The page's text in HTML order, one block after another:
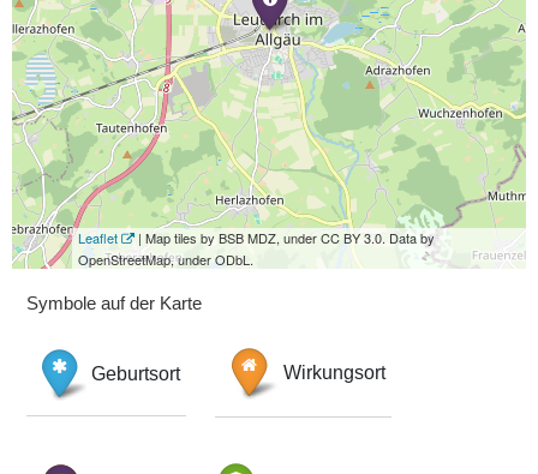
Leaflet
| Map tiles by BSB MDZ, under CC BY 3.0. Data by
OpenStreetMap, under ODbL.
Symbole auf der Karte
Geburtsort Wirkungsort